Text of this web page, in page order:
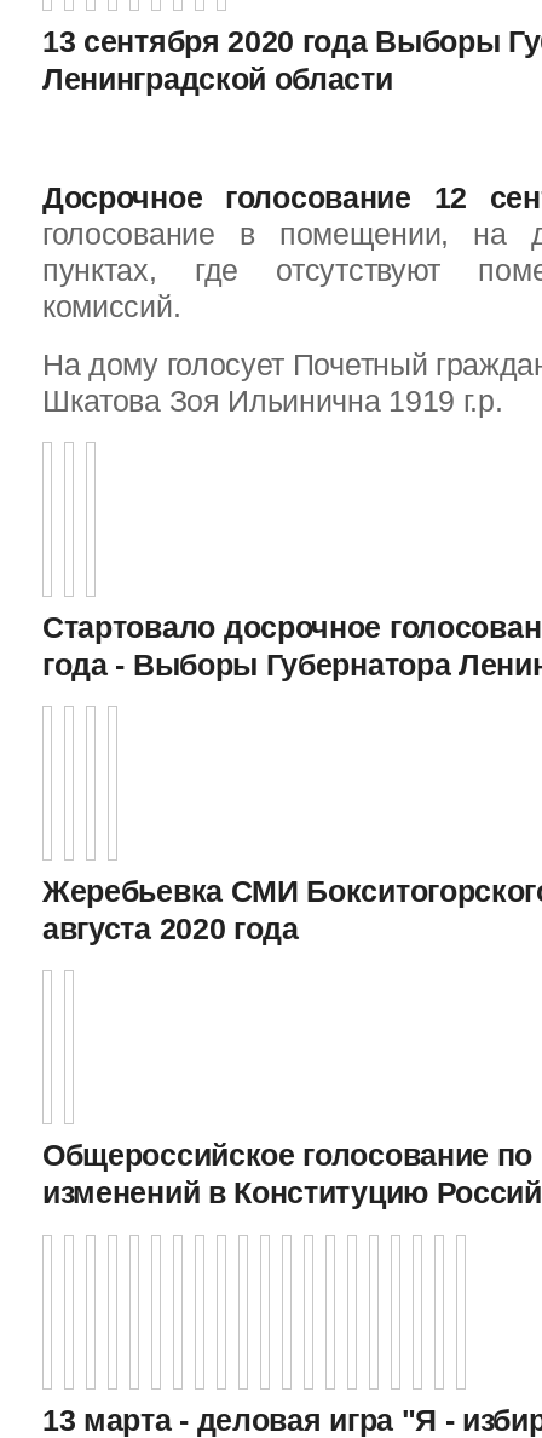
13 сентября 2020 года Выборы
Ленинградской области
Досрочное голосование 12
голосование в помещении, на
пунктах, где отсутствуют
комиссий.
На дому голосует Почетный
Шкатова Зоя Ильинична 1919 г.р.
Стартовало досрочное
года - Выборы Губернатора
Жеребьевка СМИ
августа 2020 года
Общероссийское голосование
изменений в Конституцию
13 марта - деловая игра "Я -